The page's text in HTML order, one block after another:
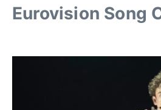
Eurovision Song